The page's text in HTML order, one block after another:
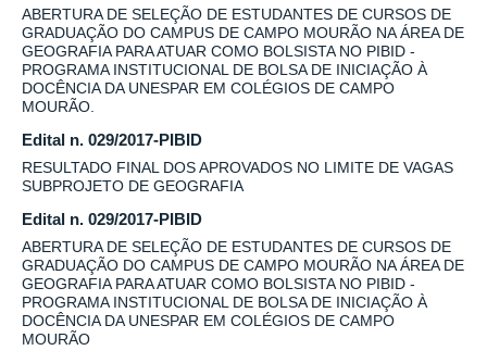
ABERTURA DE SELEÇÃO DE ESTUDANTES DE CURSOS DE
GRADUAÇÃO DO CAMPUS DE CAMPO MOURÃO NA ÁREA DE
GEOGRAFIA PARA ATUAR COMO BOLSISTA NO PIBID -
PROGRAMA INSTITUCIONAL DE BOLSA DE INICIAÇÃO À
DOCÊNCIA DA UNESPAR EM COLÉGIOS DE CAMPO
MOURÃO.
Edital n. 029/2017-PIBID
RESULTADO FINAL DOS APROVADOS NO LIMITE DE VAGAS
SUBPROJETO DE GEOGRAFIA
Edital n. 029/2017-PIBID
ABERTURA DE SELEÇÃO DE ESTUDANTES DE CURSOS DE
GRADUAÇÃO DO CAMPUS DE CAMPO MOURÃO NA ÁREA DE
GEOGRAFIA PARA ATUAR COMO BOLSISTA NO PIBID -
PROGRAMA INSTITUCIONAL DE BOLSA DE INICIAÇÃO À
DOCÊNCIA DA UNESPAR EM COLÉGIOS DE CAMPO
MOURÃO